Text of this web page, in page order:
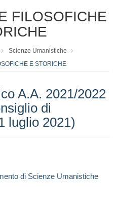
FILOSOFICHE
Scienze Umanistiche
E STORICHE
A.A. 2021/2022
di
luglio 2021)
di Scienze Umanistiche